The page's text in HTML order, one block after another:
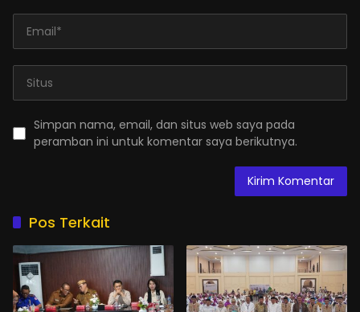
Simpan nama, email, dan situs web saya pada
peramban ini untuk komentar saya berikutnya.
Pos Terkait